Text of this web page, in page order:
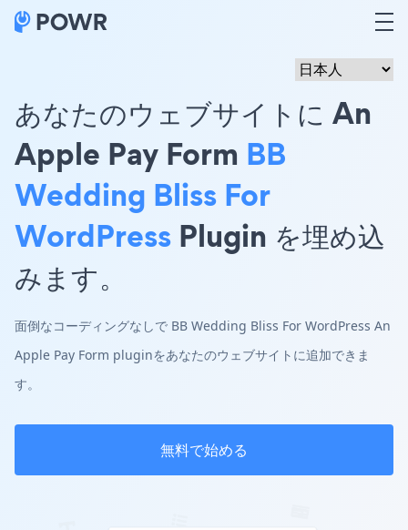
あなたのウェブサイトに An
Apple Pay Form BB
Wedding Bliss For
WordPress Plugin を埋め込
みます。
面倒なコーディングなしで BB Wedding Bliss For WordPress An
Apple Pay Form pluginをあなたのウェブサイトに追加できま
す。
無料で始める